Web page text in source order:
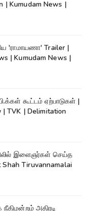
| Kumudam News |
'ராமாயணா' Trailer |
| Kumudam News |
கூட்டம் ஏற்பாடுகள் |
| TVK | Delimitation
இளைஞர்கள் செய்த
Tiruvannamalai
நீதிமன்றம் அதிரடி